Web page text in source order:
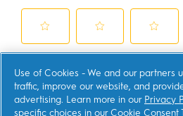
ช็อป
Use of Cookies - We and our partners
traffic, improve our website, and
advertising. Learn more in our Privacy
specific choices in our Cookie Consent